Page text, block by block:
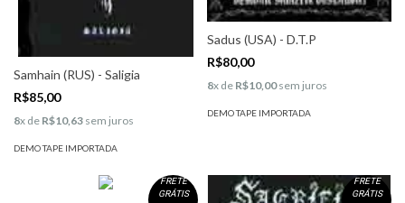
Samhain (RUS) - Saligia
R$85,00
8x de R$10,63 sem juros
DEMO TAPE IMPORTADA
Sadus (USA) - D.T.P
R$80,00
8x de R$10,00sem juros
DEMO TAPE IMPORTADA
FRETE
GRÁTIS
FRETE
GRÁTIS